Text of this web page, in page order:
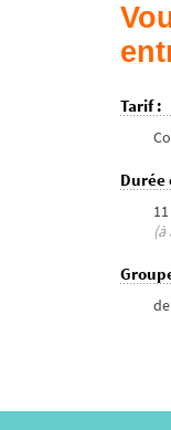
Tarif :
Durée
(à
de